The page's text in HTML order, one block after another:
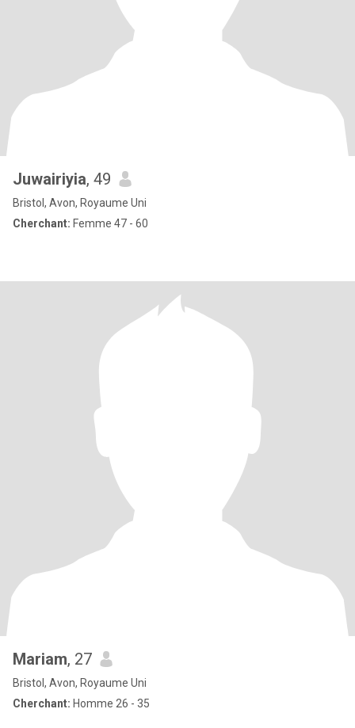
Juwairiyia, 49
Bristol, Avon, Royaume Uni
Cherchant: Femme 47 - 60
Mariam, 27
Bristol, Avon, Royaume Uni
Cherchant: Homme 26 - 35